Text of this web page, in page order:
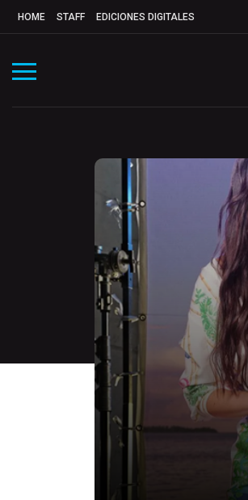
HOME STAFF EDICIONES DIGITALES